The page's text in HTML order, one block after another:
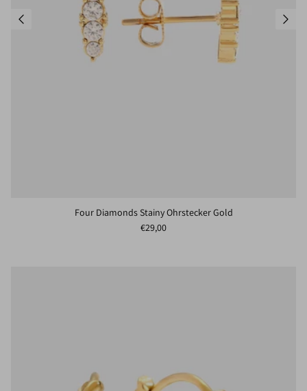
Four Diamonds Stainy Ohrstecker Gold
Normaler Preis
€29,00